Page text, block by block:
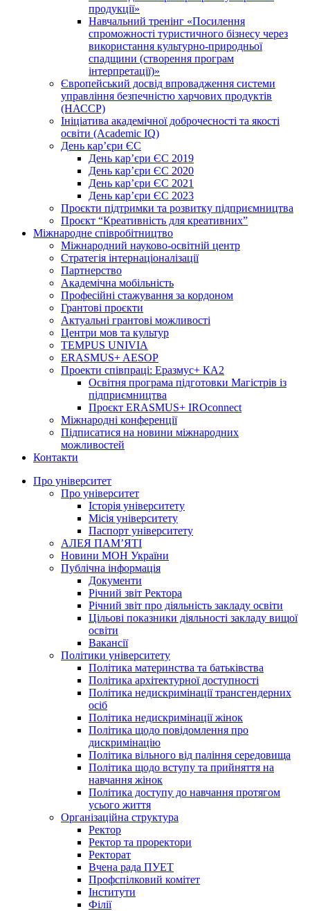
продукції»
Навчальний тренінг «Посилення
спроможності туристичного бізнесу через
використання культурно-природньої
спадщини (створення програм
інтерпретації)»
Європейський досвід впровадження системи
управління безпечністю харчових продуктів
(НАССР)
Ініціатива академічної доброчесності та якості
освіти (Academic IQ)
День кар’єри ЄС
День кар’єри ЄС 2019
День кар’єри ЄС 2020
День кар’єри ЄС 2021
День кар’єри ЄС 2023
Проєкти підтримки та розвитку підприємництва
Проєкт “Креативність для креативних”
Міжнародне співробітництво
Міжнародний науково-освітній центр
Стратегія інтернаціоналізації
Партнерство
Академічна мобільність
Професійні стажування за кордоном
Грантові проєкти
Актуальні грантові можливості
Центри мов та культур
TEMPUS UNIVIA
ERASMUS+ AESOP
Проекти співпраці: Еразмус+ КА2
Освітня програма підготовки Магістрів із
підприємництва
Проєкт ERASMUS+ IROconnect
Міжнародні конференції
Підписатися на новини міжнародних
можливостей
Контакти
Про університет
Про університет
Історія університету
Місія університету
Паспорт університету
АЛЕЯ ПАМ’ЯТІ
Новини МОН України
Публічна інформація
Документи
Річний звіт Ректора
Річний звіт про діяльність закладу освіти
Цільові показники діяльності закладу вищої
освіти
Вакансії
Політики університету
Політика материнства та батьківства
Політика архітектурної доступності
Політика недискримінації трансгендерних
осіб
Політика недискримінації жінок
Політика щодо повідомлення про
дискримінацію
Політика вільного від паління середовища
Політика щодо вступу та прийняття на
навчання жінок
Політика доступу до навчання протягом
усього життя
Організаційна структура
Ректор
Ректор та проректори
Ректорат
Вчена рада ПУЕТ
Профспілковий комітет
Інститути
Філії